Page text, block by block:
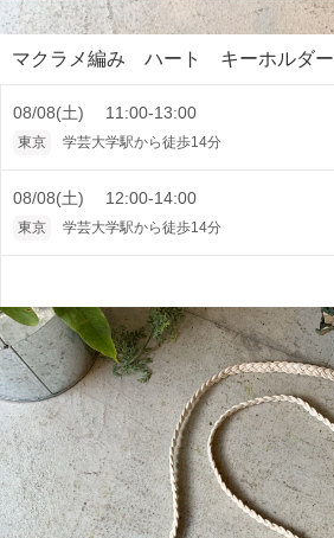
マクラメ編み ハート キーホルダー
08/08(土) 11:00-13:00
東京 学芸大学駅から徒歩14分
08/08(土) 12:00-14:00
東京 学芸大学駅から徒歩14分